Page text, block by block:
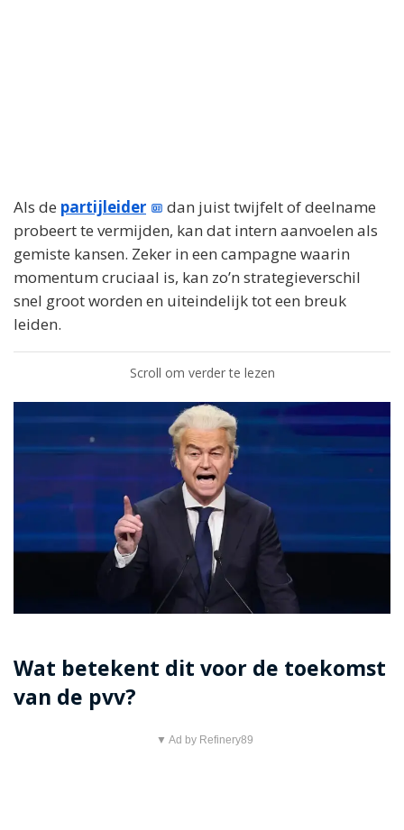
Als de partijleider
dan juist twijfelt of deelname
probeert te vermijden, kan dat intern aanvoelen als
gemiste kansen. Zeker in een campagne waarin
momentum cruciaal is, kan zo’n strategieverschil
snel groot worden en uiteindelijk tot een breuk
leiden.
Scroll om verder te lezen
Wat betekent dit voor de toekomst
van de pvv?
▼ Ad by Refinery89